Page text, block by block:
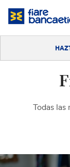
Saltar
Todas las